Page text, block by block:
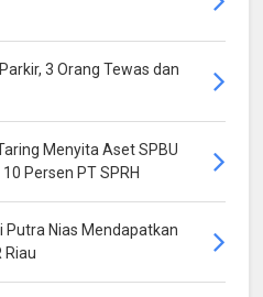
3 Orang Tewas dan
Menyita Aset SPBU
Persen PT SPRH
Putra Nias Mendapatkan
Riau